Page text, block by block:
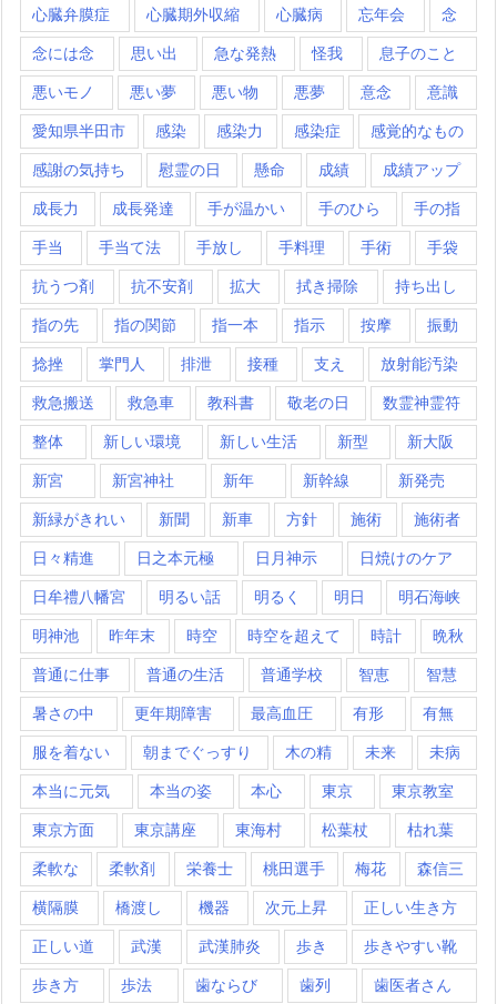
心臓弁膜症 心臓期外収縮 心臓病 忘年会 念
念には念 思い出 急な発熱 怪我 息子のこと
悪いモノ 悪い夢 悪い物 悪夢 意念 意識
愛知県半田市 感染 感染力 感染症 感覚的なもの
感謝の気持ち 慰霊の日 懸命 成績 成績アップ
成長力 成長発達 手が温かい 手のひら 手の指
手当 手当て法 手放し 手料理 手術 手袋
抗うつ剤 抗不安剤 拡大 拭き掃除 持ち出し
指の先 指の関節 指一本 指示 按摩 振動
捻挫 掌門人 排泄 接種 支え 放射能汚染
救急搬送 救急車 教科書 敬老の日 数霊神霊符
整体 新しい環境 新しい生活 新型 新大阪
新宮 新宮神社 新年 新幹線 新発売
新緑がきれい 新聞 新車 方針 施術 施術者
日々精進 日之本元極 日月神示 日焼けのケア
日牟禮八幡宮 明るい話 明るく 明日 明石海峡
明神池 昨年末 時空 時空を超えて 時計 晩秋
普通に仕事 普通の生活 普通学校 智恵 智慧
暑さの中 更年期障害 最高血圧 有形 有無
服を着ない 朝までぐっすり 木の精 未来 未病
本当に元気 本当の姿 本心 東京 東京教室
東京方面 東京講座 東海村 松葉杖 枯れ葉
柔軟な 柔軟剤 栄養士 桃田選手 梅花 森信三
横隔膜 橋渡し 機器 次元上昇 正しい生き方
正しい道 武漢 武漢肺炎 歩き 歩きやすい靴
歩き方 歩法 歯ならび 歯列 歯医者さん